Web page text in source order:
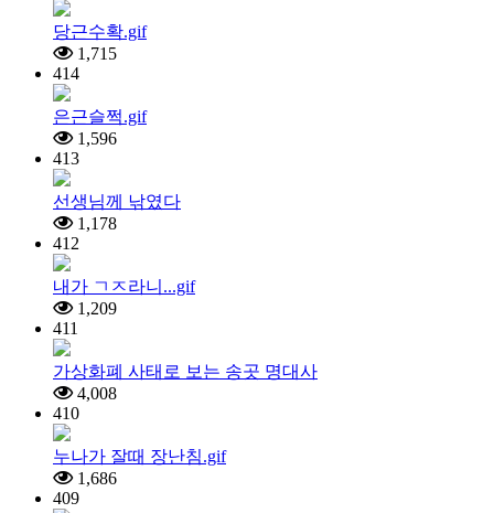
당근수확.gif
1,715
414
은근슬쩍.gif
1,596
413
선생님께 낚였다
1,178
412
내가 ㄱㅈ라니...gif
1,209
411
가상화폐 사태로 보는 송곳 명대사
4,008
410
누나가 잘때 장난침.gif
1,686
409